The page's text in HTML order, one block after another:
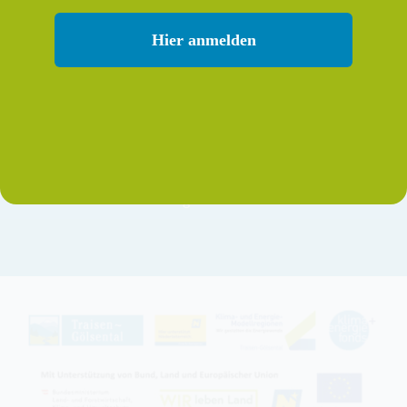
Kontakt
Hier anmelden